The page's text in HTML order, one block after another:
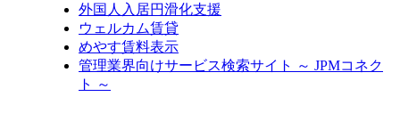
外国人入居円滑化支援
ウェルカム賃貸
めやす賃料表示
管理業界向けサービス検索サイト ～ JPMコネク
ト ～